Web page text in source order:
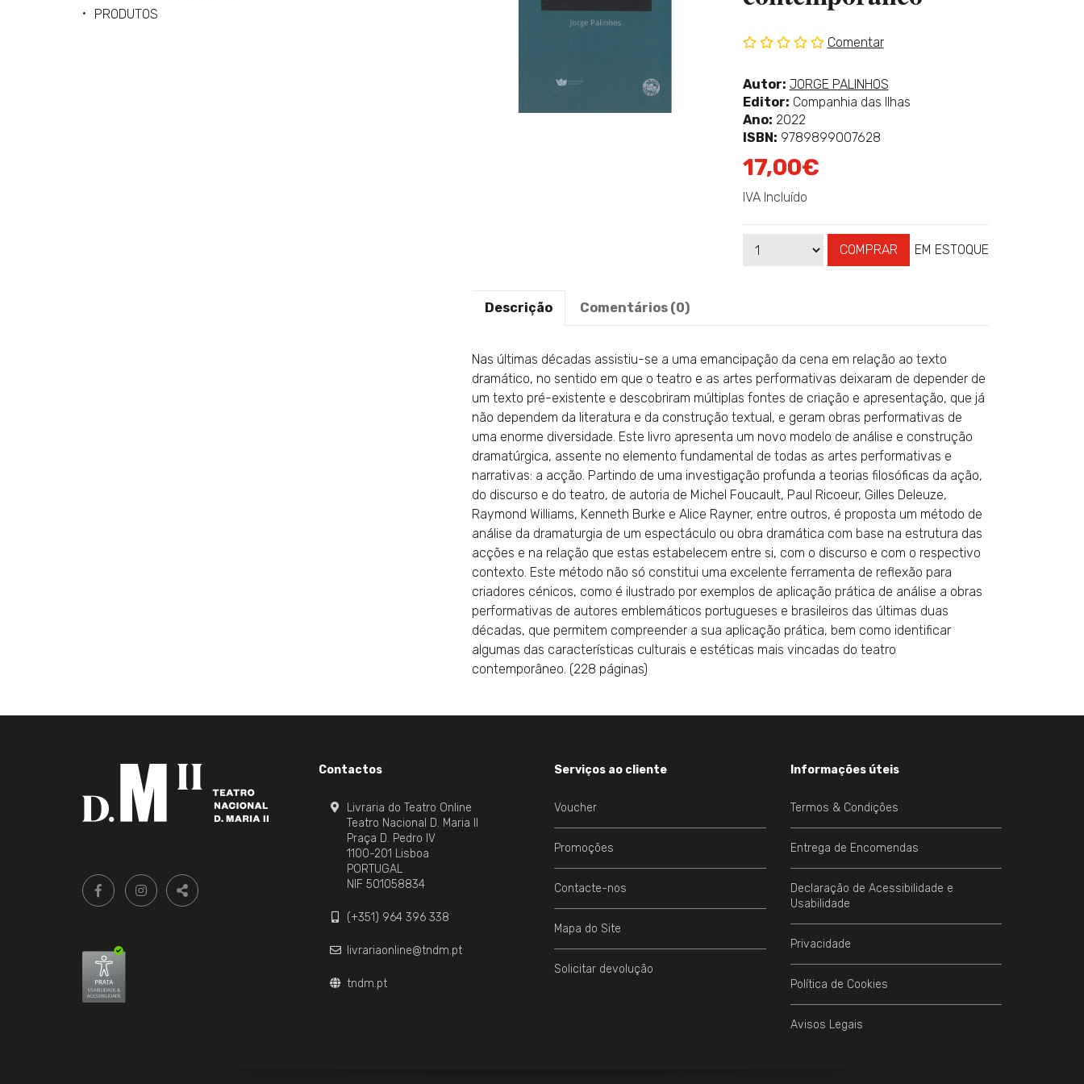
classificação
Comentar
Autor: Ver
mais
sobre
JORGE PALINHOS
Editor: Companhia das Ilhas
Ano: 2022
ISBN: 9789899007628
17,00€
IVA Incluído
Qtd COMPRAR
Disponibilidade: EM ESTOQUE
Descrição Comentários (0)
Nas últimas décadas assistiu-se a uma emancipação da cena em relação ao texto
dramático, no sentido em que o teatro e as artes performativas deixaram de depender de
um texto pré-existente e descobriram múltiplas fontes de criação e apresentação, que já
não dependem da literatura e da construção textual, e geram obras performativas de
uma enorme diversidade. Este livro apresenta um novo modelo de análise e construção
dramatúrgica, assente no elemento fundamental de todas as artes performativas e
narrativas: a acção. Partindo de uma investigação profunda a teorias filosóficas da ação,
do discurso e do teatro, de autoria de Michel Foucault, Paul Ricoeur, Gilles Deleuze,
Raymond Williams, Kenneth Burke e Alice Rayner, entre outros, é proposta um método de
análise da dramaturgia de um espectáculo ou obra dramática com base na estrutura das
acções e na relação que estas estabelecem entre si, com o discurso e com o respectivo
contexto. Este método não só constitui uma excelente ferramenta de reflexão para
criadores cénicos, como é ilustrado por exemplos de aplicação prática de análise a obras
performativas de autores emblemáticos portugueses e brasileiros das últimas duas
décadas, que permitem compreender a sua aplicação prática, bem como identificar
algumas das características culturais e estéticas mais vincadas do teatro
contemporâneo. (228 páginas)
PRODUTOS
Siga-
nos:
FACEBOOK LIVRARIA DO TEATRO ONLINE.
INSTAGRAM LIVRARIA DO TEATRO ONLINE.
PARTILHAR
Contactos
Livraria do Teatro Online
Teatro Nacional D. Maria II
Praça D. Pedro IV
1100-201 Lisboa
PORTUGAL
NIF 501058834
(+351) 964 396 338
livrariaonline@tndm.pt
tndm.pt
Serviços ao cliente
Voucher
Promoções
Contacte-nos
Mapa do Site
Solicitar devolução
Informações úteis
Termos & Condições
Entrega de Encomendas
Declaração de Acessibilidade e
Usabilidade
Privacidade
Política de Cookies
Avisos Legais